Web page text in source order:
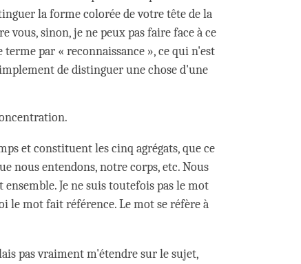
la forme colorée de votre tête de la
vous, sinon, je ne peux pas faire face à ce
par « reconnaissance », ce qui n'est
de distinguer une chose d'une
et constituent les cinq agrégats, que ce
nous entendons, notre corps, etc. Nous
Je ne suis toutefois pas le mot
le mot fait référence. Le mot se réfère à
pas vraiment m'étendre sur le sujet,